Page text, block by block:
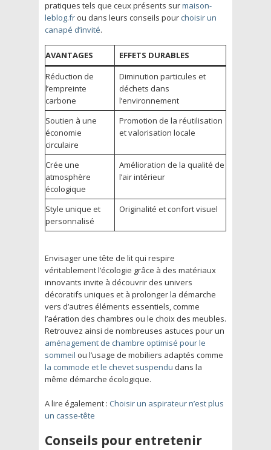
pratiques tels que ceux présents surmaison-
leblog.fr ou dans leurs conseils pour choisir un
canapé d’invité.
AVANTAGES
EFFETS DURABLES
Réduction de
l’empreinte
carbone
Diminution particules et
déchets dans
l’environnement
Soutien à une
économie
circulaire
Promotion de la réutilisation
et valorisation locale
Crée une
atmosphère
écologique
Amélioration de la qualité de
l’air intérieur
Style unique et
personnalisé
Originalité et confort visuel
Envisager une tête de lit qui respire
véritablement l’écologie grâce à des matériaux
innovants invite à découvrir des univers
décoratifs uniques et à prolonger la démarche
vers d’autres éléments essentiels, comme
l’aération des chambres ou le choix des meubles.
Retrouvez ainsi de nombreuses astuces pour un
aménagement de chambre optimisé pour le
sommeil ou l’usage de mobiliers adaptés comme
la commode et le chevet suspendu dans la
même démarche écologique.
A lire également : Choisir un aspirateur n’est plus
un casse-tête
Conseils pour entretenir